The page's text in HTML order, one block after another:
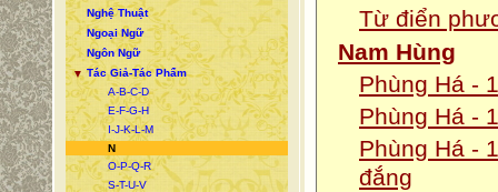
Nghệ Thuật
Ngoại Ngữ
Ngôn Ngữ
▼ Tác Giả-Tác Phẩm
A-B-C-D
E-F-G-H
I-J-K-L-M
N
O-P-Q-R
S-T-U-V
Từ điển
Nam Hùng
Phùng Há -
Phùng Há -
Phùng Há -
đắng